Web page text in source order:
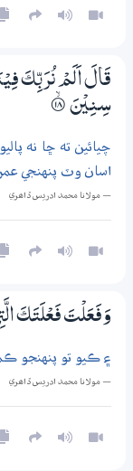
قَالَ اَلَمْ نُرَبِّكَ
سِـنِيْنَ ۝ۙ18
چيائين ته ڇا نه
اسان وٽ پنهنجي
— مولانا محمد ادريس ڏاھري
وَفَعَلْتَ فَعْلَتَكَ
۽ ڪيو تو پنهنجو
— مولانا محمد ادريس ڏاھري